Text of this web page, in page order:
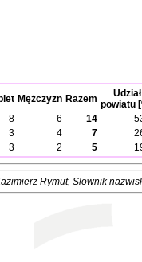
Mężczyzn Razem
Udział
powiatu
8 6 14
3 4 7
3 2 5
Rymut, Słownik